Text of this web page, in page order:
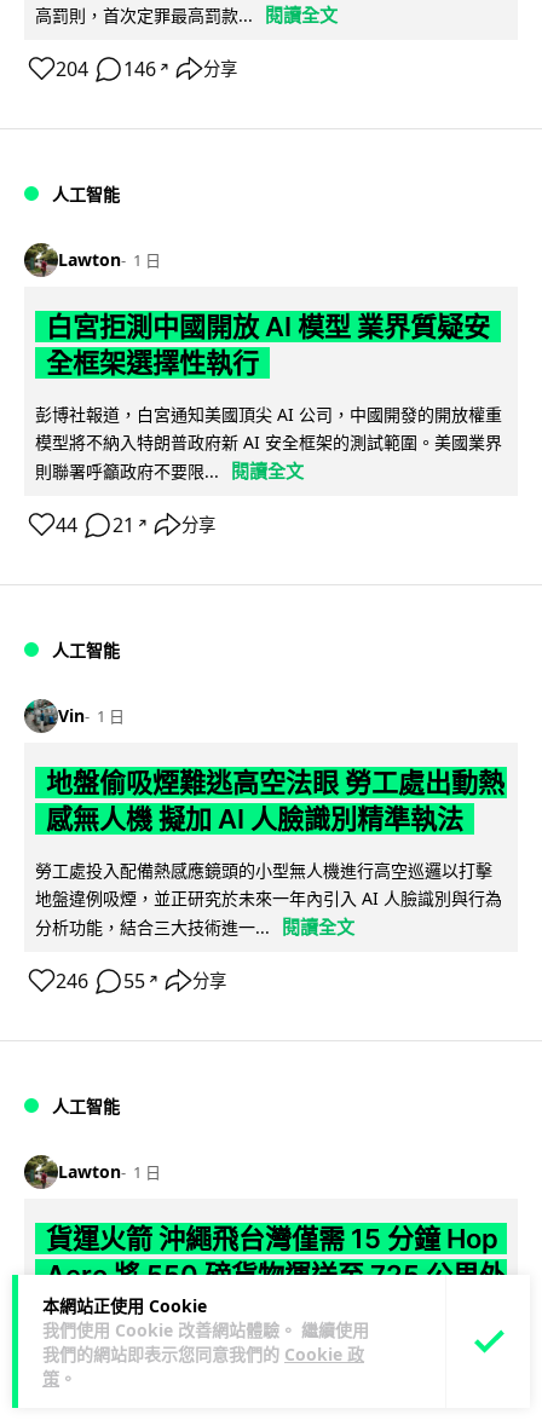
本網站正使用 Cookie
我們使用 Cookie 改善網站體驗。 繼續使用
我們的網站即表示您同意我們的 Cookie 政
策 。
高罰則，首次定罪最高罰款...
閱讀全文
204 146 ↗ 分享
人工智能
Lawton 1 日
白宮拒測中國開放 AI 模型 業界質疑安
全框架選擇性執行
彭博社報道，白宮通知美國頂尖 AI 公司，中國開發的開放權重
模型將不納入特朗普政府新 AI 安全框架的測試範圍。美國業界
則聯署呼籲政府不要限...
閱讀全文
44 21 ↗ 分享
人工智能
Vin 1 日
地盤偷吸煙難逃高空法眼 勞工處出動熱
感無人機 擬加 AI 人臉識別精準執法
勞工處投入配備熱感應鏡頭的小型無人機進行高空巡邏以打擊
地盤違例吸煙，並正研究於未來一年內引入 AI 人臉識別與行為
分析功能，結合三大技術進一...
閱讀全文
246 55 ↗ 分享
人工智能
Lawton 1 日
貨運火箭 沖繩飛台灣僅需 15 分鐘 Hop
Aero 將 550 磅貨物運送至 725 公里外
【真正用火箭送貨】美國初創 Hop Aero 公開自動駕駛貨運火
箭，聲稱可在 15 分鐘內將 250 公斤物資投送 750 公里外，並
以沖繩...